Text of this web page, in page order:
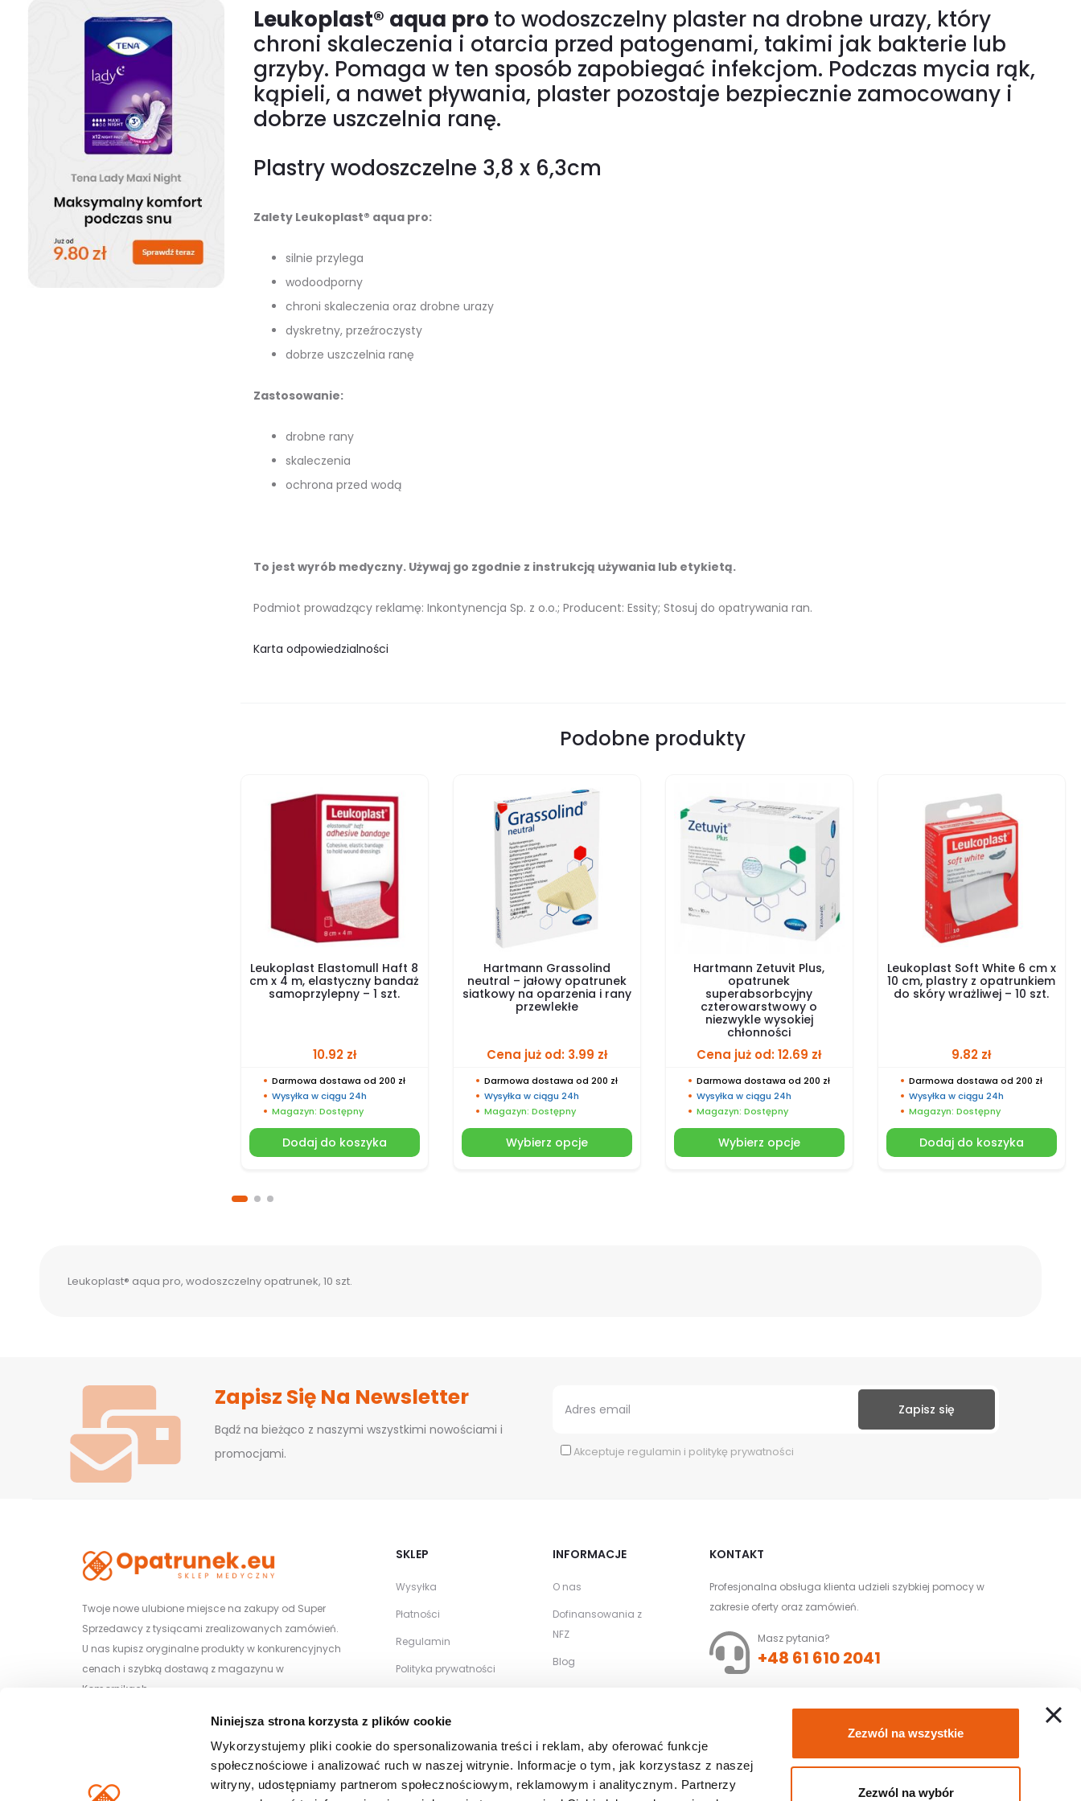
Niniejsza strona korzysta z plików cookie
Wykorzystujemy pliki cookie do spersonalizowania treści i reklam, aby oferować funkcje
społecznościowe i analizować ruch w naszej witrynie. Informacje o tym, jak korzystasz z naszej
witryny, udostępniamy partnerom społecznościowym, reklamowym i analitycznym. Partnerzy
Zezwól na wszystkie
Zezwól na wybór
Leukoplast® aqua pro to wodoszczelny plaster na drobne urazy, który
chroni skaleczenia i otarcia przed patogenami, takimi jak bakterie lub
grzyby. Pomaga w ten sposób zapobiegać infekcjom. Podczas mycia rąk,
kąpieli, a nawet pływania, plaster pozostaje bezpiecznie zamocowany i
dobrze uszczelnia ranę.
Plastry wodoszczelne 3,8 x 6,3cm
Zalety Leukoplast® aqua pro:
silnie przylega
wodoodporny
chroni skaleczenia oraz drobne urazy
dyskretny, przeźroczysty
dobrze uszczelnia ranę
Zastosowanie:
drobne rany
skaleczenia
ochrona przed wodą
To jest wyrób medyczny. Używaj go zgodnie z instrukcją używania lub etykietą.
Podmiot prowadzący reklamę: Inkontynencja Sp. z o.o.; Producent: Essity; Stosuj do opatrywania ran.
Karta odpowiedzialności
Podobne produkty
Leukoplast Elastomull Haft 8
cm x 4 m, elastyczny bandaż
samoprzylepny – 1 szt.
10.92 zł
Darmowa dostawa od 200 zł
Wysyłka w ciągu 24h
Magazyn: Dostępny
Dodaj do koszyka
Hartmann Grassolind
neutral – jałowy opatrunek
siatkowy na oparzenia i rany
przewlekłe
Cena już od: 3.99 zł
Darmowa dostawa od 200 zł
Wysyłka w ciągu 24h
Magazyn: Dostępny
Wybierz opcje
Hartmann Zetuvit Plus,
opatrunek
superabsorbcyjny
czterowarstwowy o
niezwykle wysokiej
chłonności
Cena już od:12.69 zł
Darmowa dostawa od 200 zł
Wysyłka w ciągu 24h
Magazyn: Dostępny
Wybierz opcje
Leukoplast Soft White 6 cm x
10 cm, plastry z opatrunkiem
do skóry wrażliwej – 10 szt.
9.82 zł
Darmowa dostawa od 200 zł
Wysyłka w ciągu 24h
Magazyn: Dostępny
Dodaj do koszyka
Leukoplast® aqua pro, wodoszczelny opatrunek, 10 szt.
Zapisz Się Na Newsletter
Bądź na bieżąco z naszymi wszystkimi nowościami i
promocjami.
Akceptuje regulamin i politykę prywatności
Twoje nowe ulubione miejsce na zakupy od Super
Sprzedawcy z tysiącami zrealizowanych zamówień.
U nas kupisz oryginalne produkty w konkurencyjnych
cenach i szybką dostawą z magazynu w
Komornikach.
Wiśniowa 29/1, 62-052 Komorniki
SKLEP
Wysyłka
Płatności
Regulamin
Polityka prywatności
Kontakt
INFORMACJE
O nas
Dofinansowania z
NFZ
Blog
hurtowe
KONTAKT
Profesjonalna obsługa klienta udzieli szybkiej pomocy w
zakresie oferty oraz zamówień.
Masz pytania?
+48 61 610 2041
Złóż zamówienie z
dofinansowaniem